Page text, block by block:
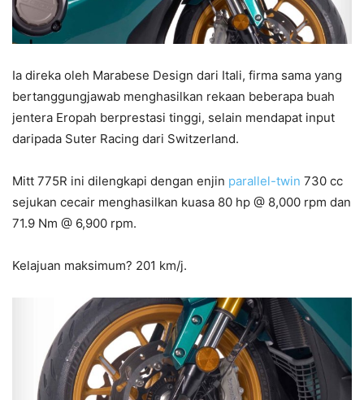
Ia direka oleh Marabese Design dari Itali, firma sama yang
bertanggungjawab menghasilkan rekaan beberapa buah
jentera Eropah berprestasi tinggi, selain mendapat input
daripada Suter Racing dari Switzerland.
Mitt 775R ini dilengkapi dengan enjin parallel-twin 730 cc
sejukan cecair menghasilkan kuasa 80 hp @ 8,000 rpm dan
71.9 Nm @ 6,900 rpm.
Kelajuan maksimum? 201 km/j.